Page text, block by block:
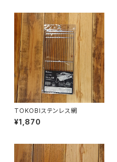
TOKOBIステンレス網
¥1,870